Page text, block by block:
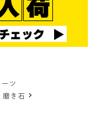
ツ
磨き石